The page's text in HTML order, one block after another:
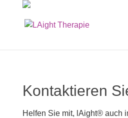
Kontaktieren
Helfen Sie mit, l Aight® auch